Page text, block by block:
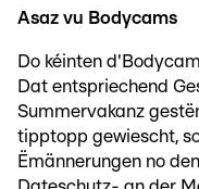
Asaz vu Bodycams
Do kéinten
Dat entspriechend
Summervakanz
tipptopp gewiescht,
Ëmännerungen no